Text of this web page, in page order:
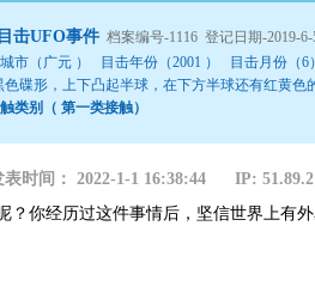
击UFO事件 档案编号-1116 登记日期-2019-6-
市（广元 ） 目击年份（2001 ） 目击月份（
碟形，上下凸起半球，在下方半球还有红黄
类别（ 第一类接触）
时间： 2022-1-1 16:38:44 IP:
？你经历过这件事情后，坚信世界上有